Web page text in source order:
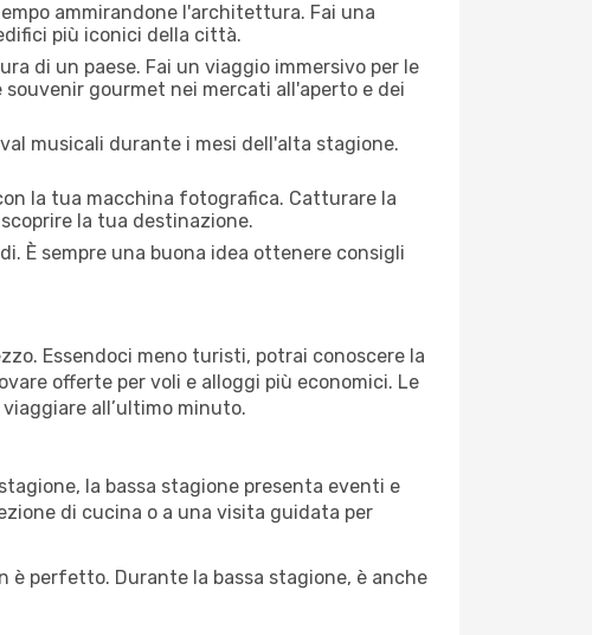
ammirandone l'architettura. Fai una
più iconici della città.
di un paese. Fai un viaggio immersivo per le
gourmet nei mercati all'aperto e dei
musicali durante i mesi dell'alta stagione.
la tua macchina fotografica. Catturare la
la tua destinazione.
È sempre una buona idea ottenere consigli
Essendoci meno turisti, potrai conoscere la
offerte per voli e alloggi più economici. Le
all’ultimo minuto.
la bassa stagione presenta eventi e
di cucina o a una visita guidata per
è perfetto. Durante la bassa stagione, è anche